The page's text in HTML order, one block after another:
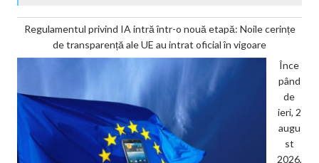
Regulamentul privind IA intră într-o nouă etapă: Noile cerințe
de transparență ale UE au intrat oficial în vigoare
Înce
pând
de
ieri, 2
augu
st
2026,